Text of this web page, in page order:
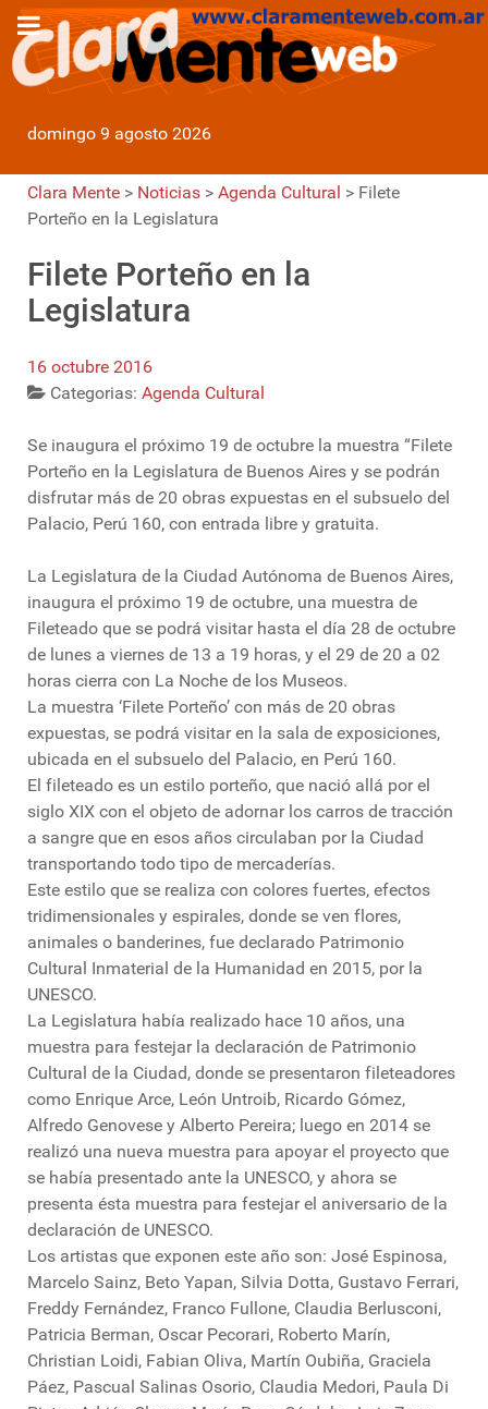
domingo 9 agosto 2026
Clara Mente > Noticias > Agenda Cultural > Filete
Porteño en la Legislatura
Filete Porteño en la
Legislatura
16 octubre 2016
Categorias: Agenda Cultural
Se inaugura el próximo 19 de octubre la muestra “Filete
Porteño en la Legislatura de Buenos Aires y se podrán
disfrutar más de 20 obras expuestas en el subsuelo del
Palacio, Perú 160, con entrada libre y gratuita.
La Legislatura de la Ciudad Autónoma de Buenos Aires,
inaugura el próximo 19 de octubre, una muestra de
Fileteado que se podrá visitar hasta el día 28 de octubre
de lunes a viernes de 13 a 19 horas, y el 29 de 20 a 02
horas cierra con La Noche de los Museos.
La muestra ‘Filete Porteño’ con más de 20 obras
expuestas, se podrá visitar en la sala de exposiciones,
ubicada en el subsuelo del Palacio, en Perú 160.
El fileteado es un estilo porteño, que nació allá por el
siglo XIX con el objeto de adornar los carros de tracción
a sangre que en esos años circulaban por la Ciudad
transportando todo tipo de mercaderías.
Este estilo que se realiza con colores fuertes, efectos
tridimensionales y espirales, donde se ven flores,
animales o banderines, fue declarado Patrimonio
Cultural Inmaterial de la Humanidad en 2015, por la
UNESCO.
La Legislatura había realizado hace 10 años, una
muestra para festejar la declaración de Patrimonio
Cultural de la Ciudad, donde se presentaron fileteadores
como Enrique Arce, León Untroib, Ricardo Gómez,
Alfredo Genovese y Alberto Pereira; luego en 2014 se
realizó una nueva muestra para apoyar el proyecto que
se había presentado ante la UNESCO, y ahora se
presenta ésta muestra para festejar el aniversario de la
declaración de UNESCO.
Los artistas que exponen este año son: José Espinosa,
Marcelo Sainz, Beto Yapan, Silvia Dotta, Gustavo Ferrari,
Freddy Fernández, Franco Fullone, Claudia Berlusconi,
Patricia Berman, Oscar Pecorari, Roberto Marín,
Christian Loidi, Fabian Oliva, Martín Oubiña, Graciela
Páez, Pascual Salinas Osorio, Claudia Medori, Paula Di